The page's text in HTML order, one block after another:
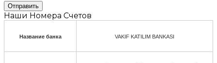
Отправить
Наши Номера Счетов
Название банка VAKIF KATILIM BANKASI